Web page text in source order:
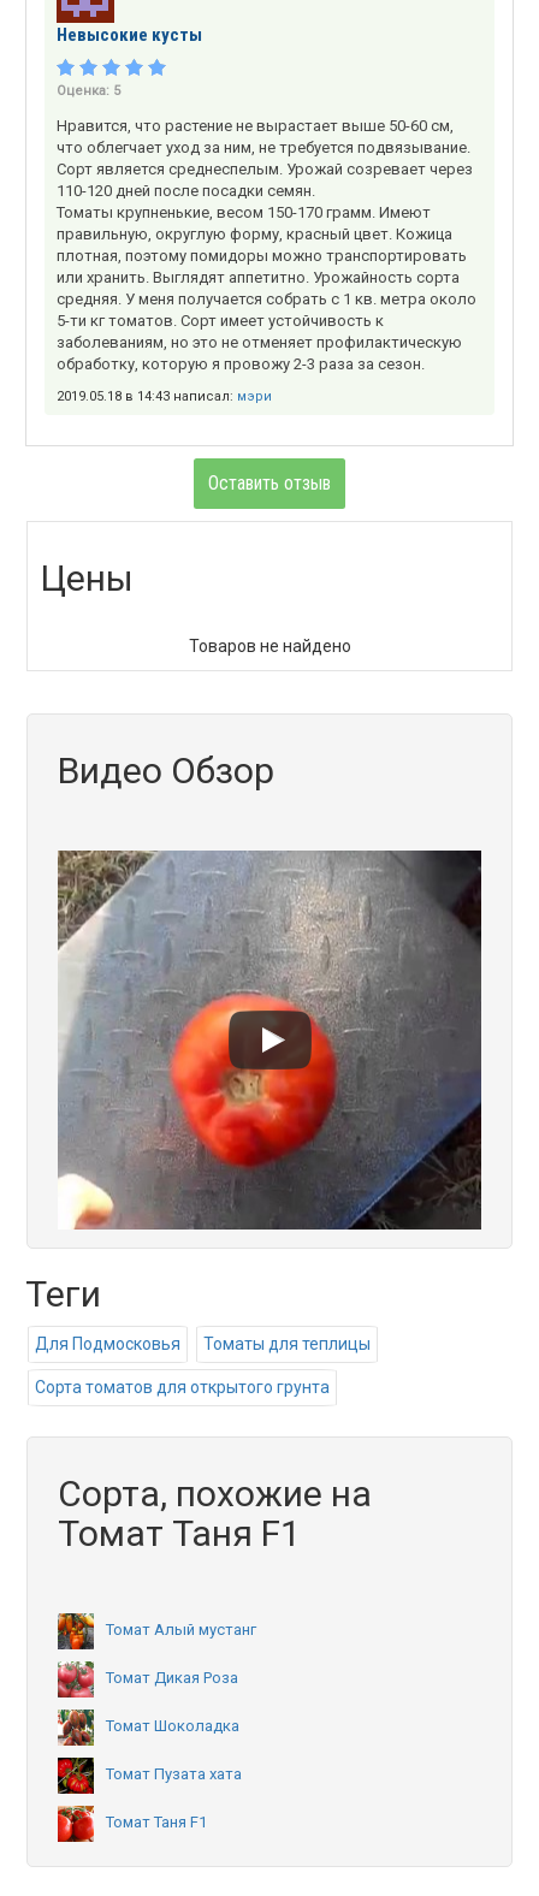
Невысокие кусты
Оценка: 5
Нравится, что растение не вырастает выше 50-60 см,
что облегчает уход за ним, не требуется подвязывание.
Сорт является среднеспелым. Урожай созревает через
110-120 дней после посадки семян.
Томаты крупненькие, весом 150-170 грамм. Имеют
правильную, округлую форму, красный цвет. Кожица
плотная, поэтому помидоры можно транспортировать
или хранить. Выглядят аппетитно. Урожайность сорта
средняя. У меня получается собрать с 1 кв. метра около
5-ти кг томатов. Сорт имеет устойчивость к
заболеваниям, но это не отменяет профилактическую
обработку, которую я провожу 2-3 раза за сезон.
2019.05.18 в 14:43 написал: мэри
Оставить отзыв
Цены
Товаров не найдено
Видео Обзор
Теги
Для Подмосковья Томаты для теплицы
Сорта томатов для открытого грунта
Сорта, похожие на
Томат Таня F1
Томат Алый мустанг
Томат Дикая Роза
Томат Шоколадка
Томат Пузата хата
Томат Таня F1